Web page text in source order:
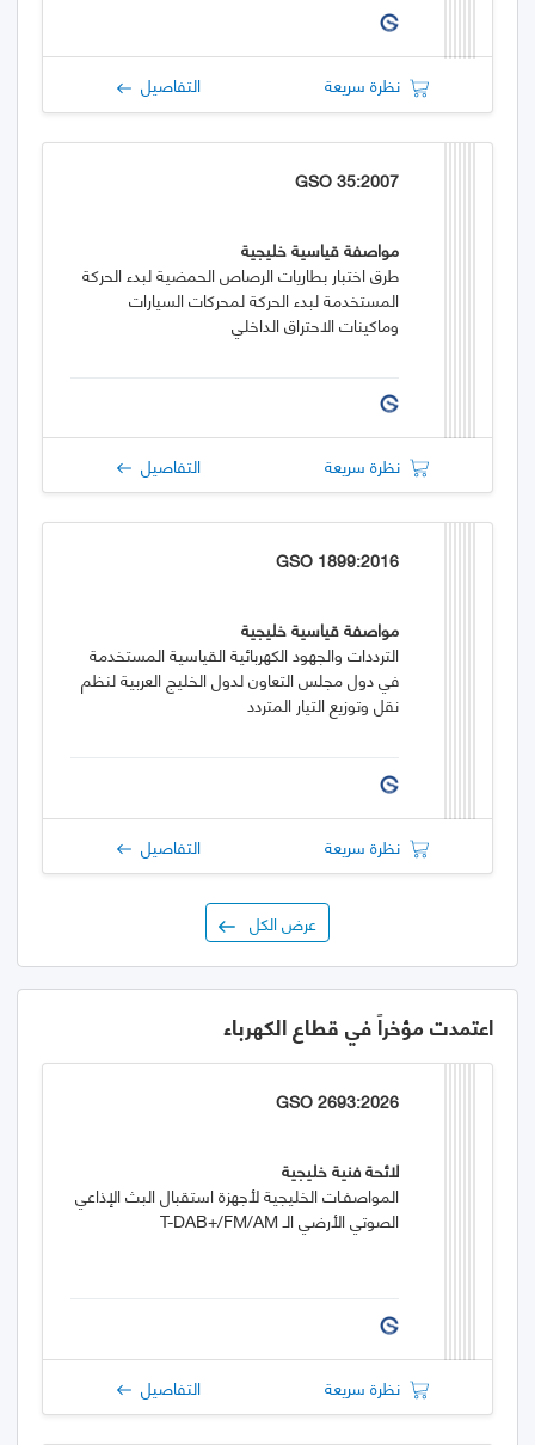
نظرة سريعة التفاصيل
GSO 35:2007
مواصفة قياسية خليجية
طرق اختبار بطاريات الرصاص الحمضية لبدء الحركة
المستخدمة لبدء الحركة لمحركات السيارات
وماكينات الاحتراق الداخلي
نظرة سريعة التفاصيل
GSO 1899:2016
مواصفة قياسية خليجية
الترددات والجهود الكهربائية القياسية المستخدمة
في دول مجلس التعاون لدول الخليج العربية لنظم
نقل وتوزيع التيار المتردد
نظرة سريعة التفاصيل
عرض الكل
اعتمدت مؤخراً في قطاع الكهرباء
GSO 2693:2026
لائحة فنية خليجية
المواصفـات الخليجية لأجهزة استقبال البث الإذاعي
الصوتي الأرضي الـ T-DAB+/FM/AM
نظرة سريعة التفاصيل